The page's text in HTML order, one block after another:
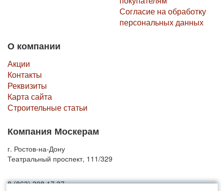
Согласие на обработку
персональных данных
О компании
Акции
Контакты
Реквизиты
Карта сайта
Строительные статьи
Компания Москерам
г. Ростов-на-Дону
Театральный проспект, 111/329
8 (863) 308 17 37